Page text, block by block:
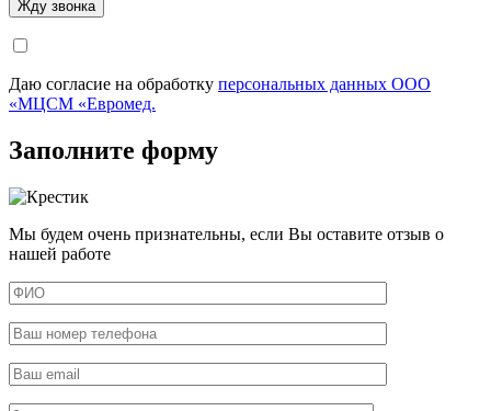
Даю согласие на обработку персональных данных ООО
«МЦСМ «Евромед.
Заполните форму
Мы будем очень признательны, если Вы оставите отзыв о
нашей работе